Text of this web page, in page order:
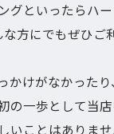
グといったらハ
方にでもぜひご
かけがなかった
の一歩として当
いことはありま